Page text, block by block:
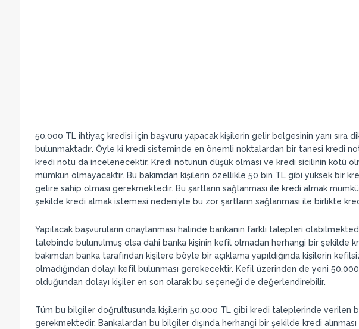
50.000 TL ihtiyaç kredisi için başvuru yapacak kişilerin gelir belgesinin yanı sıra
bulunmaktadır. Öyle ki kredi sisteminde en önemli noktalardan bir tanesi kredi
kredi notu da incelenecektir. Kredi notunun düşük olması ve kredi sicilinin kötü
mümkün olmayacaktır. Bu bakımdan kişilerin özellikle 50 bin TL gibi yüksek bir
gelire sahip olması gerekmektedir. Bu şartların sağlanması ile kredi almak
şekilde kredi almak istemesi nedeniyle bu zor şartların sağlanması ile birlikte
Yapılacak başvuruların onaylanması halinde bankanın farklı talepleri
talebinde bulunulmuş olsa dahi banka kişinin kefil olmadan herhangi bir şekilde
bakımdan banka tarafından kişilere böyle bir açıklama yapıldığında kişilerin
olmadığından dolayı kefil bulunması gerekecektir. Kefil üzerinden de yeni
olduğundan dolayı kişiler en son olarak bu seçeneği de değerlendirebilir.
Tüm bu bilgiler doğrultusunda kişilerin 50.000 TL gibi kredi taleplerinde verilen
gerekmektedir. Bankalardan bu bilgiler dışında herhangi bir şekilde kredi